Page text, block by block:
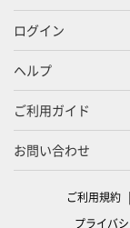
ログイン
ヘルプ
ご利用ガイド
お問い合わせ
ご利用規約
プライバ